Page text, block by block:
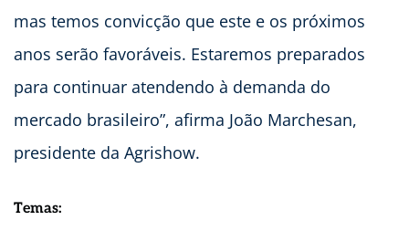
mas temos convicção que este e os próximos
anos serão favoráveis. Estaremos preparados
para continuar atendendo à demanda do
mercado brasileiro”, afirma João Marchesan,
presidente da Agrishow.
Temas: